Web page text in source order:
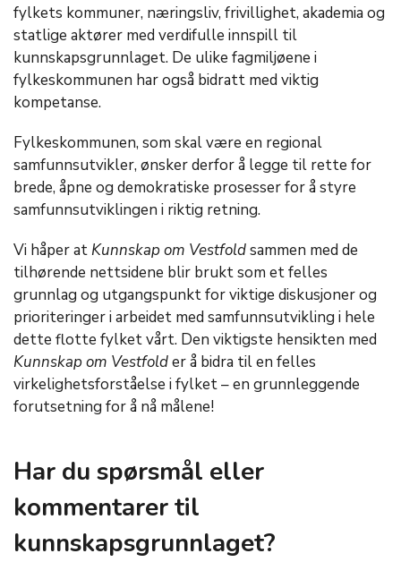
fylkets kommuner, næringsliv, frivillighet, akademia og
statlige aktører med verdifulle innspill til
kunnskapsgrunnlaget. De ulike fagmiljøene i
fylkeskommunen har også bidratt med viktig
kompetanse.
Fylkeskommunen, som skal være en regional
samfunnsutvikler, ønsker derfor å legge til rette for
brede, åpne og demokratiske prosesser for å styre
samfunnsutviklingen i riktig retning.
Vi håper at Kunnskap om Vestfoldsammen med de
tilhørende nettsidene blir brukt som et felles
grunnlag og utgangspunkt for viktige diskusjoner og
prioriteringer i arbeidet med samfunnsutvikling i hele
dette flotte fylket vårt. Den viktigste hensikten med
Kunnskap om Vestfolder å bidra til en felles
virkelighetsforståelse i fylket – en grunnleggende
forutsetning for å nå målene!
Har du spørsmål eller
kommentarer til
kunnskapsgrunnlaget?